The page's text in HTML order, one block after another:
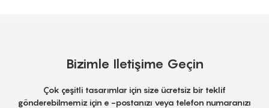
Bizimle Iletişime Geçin
Çok çeşitli tasarımlar için size ücretsiz bir teklif
gönderebilmemiz için e -postanızı veya telefon numaranızı